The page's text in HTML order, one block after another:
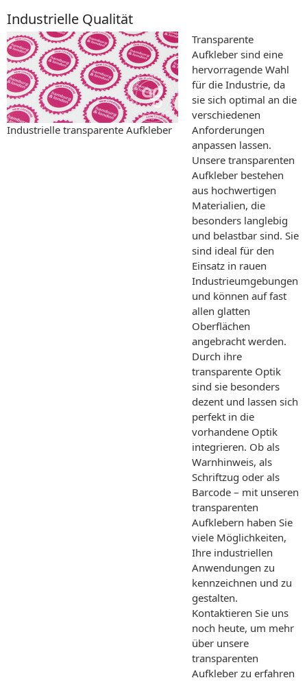
Industrielle Qualität
Industrielle transparente Aufkleber
Transparente
Aufkleber sind eine
hervorragende Wahl
für die Industrie, da
sie sich optimal an die
verschiedenen
Anforderungen
anpassen lassen.
Unsere transparenten
Aufkleber bestehen
aus hochwertigen
Materialien, die
besonders langlebig
und belastbar sind. Sie
sind ideal für den
Einsatz in rauen
Industrieumgebungen
und können auf fast
allen glatten
Oberflächen
angebracht werden.
Durch ihre
transparente Optik
sind sie besonders
dezent und lassen sich
perfekt in die
vorhandene Optik
integrieren. Ob als
Warnhinweis, als
Schriftzug oder als
Barcode – mit unseren
transparenten
Aufklebern haben Sie
viele Möglichkeiten,
Ihre industriellen
Anwendungen zu
kennzeichnen und zu
gestalten.
Kontaktieren Sie uns
noch heute, um mehr
über unsere
transparenten
Aufkleber zu erfahren